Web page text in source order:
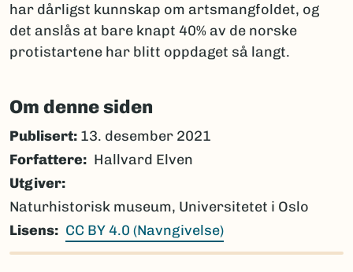
har dårligst kunnskap om artsmangfoldet, og
det anslås at bare knapt 40% av de norske
protistartene har blitt oppdaget så langt.
Om denne siden
Publisert: 13. desember 2021
Forfattere
Hallvard Elven
Utgiver
Naturhistorisk museum, Universitetet i Oslo
Lisens
CC BY 4.0 (Navngivelse)